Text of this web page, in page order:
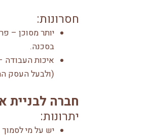
חסרונות:
יותר מסוכן –
בסכנה.
איכות
(ולבעל העסק
חברה לבניית
יתרונות:
יש על מי